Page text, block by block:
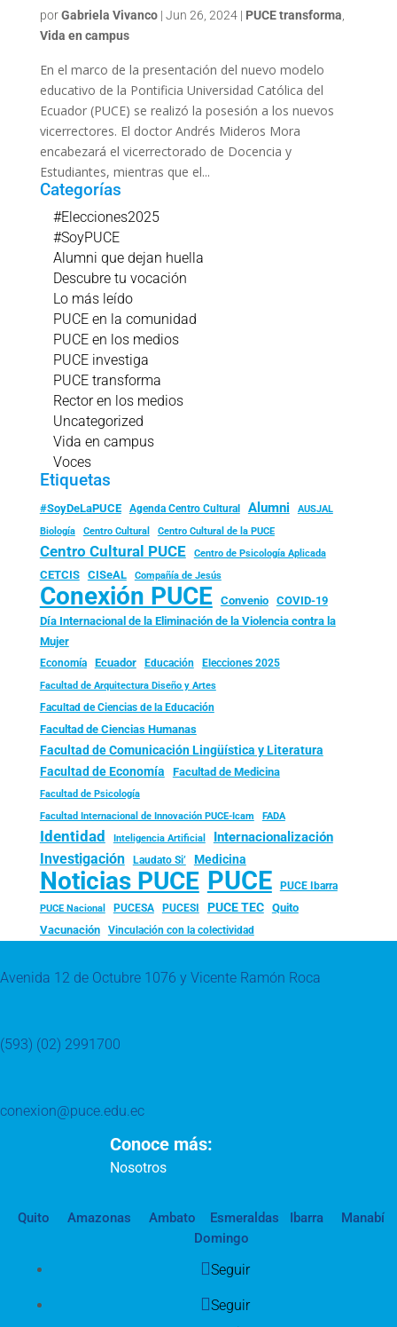
porGabriela Vivanco| Jun 26, 2024| PUCE transforma,
Vida en campus
En el marco de la presentación del nuevo modelo
educativo de la Pontificia Universidad Católica del
Ecuador (PUCE) se realizó la posesión a los nuevos
vicerrectores. El doctor Andrés Mideros Mora
encabezará el vicerrectorado de Docencia y
Estudiantes, mientras que el...
Categorías
#Elecciones2025
#SoyPUCE
Alumni que dejan huella
Descubre tu vocación
Lo más leído
PUCE en la comunidad
PUCE en los medios
PUCE investiga
PUCE transforma
Rector en los medios
Uncategorized
Vida en campus
Voces
Etiquetas
#SoyDeLaPUCE Agenda Centro Cultural Alumni
AUSJAL
Biología
Centro Cultural Centro Cultural de la PUCE
Centro Cultural PUCE Centro de Psicología Aplicada
CETCIS CISeAL Compañía de Jesús
Conexión PUCE Convenio
COVID-19
Día Internacional de la Eliminación de la Violencia contra la
Mujer
Economía Ecuador Educación Elecciones 2025
Facultad de Arquitectura Diseño y Artes
Facultad de Ciencias de la Educación
Facultad de Ciencias Humanas
Facultad de Comunicación Lingüística y Literatura
Facultad de Economía Facultad de Medicina
Facultad de Psicología
Facultad Internacional de Innovación PUCE-Icam FADA
Identidad Inteligencia Artificial Internacionalización
Investigación Laudato Si’ Medicina
Noticias PUCE PUCE PUCE Ibarra
PUCE Nacional PUCESA PUCESI PUCE TEC
Quito
Vacunación
Vinculación con la colectividad
Avenida 12 de Octubre 1076 y Vicente Ramón Roca
(593) (02) 2991700
conexion@puce.edu.ec
Conoce más:
Nosotros
Quito Amazonas Ambato Esmeraldas Ibarra
Manabí
Domingo
Seguir
Seguir